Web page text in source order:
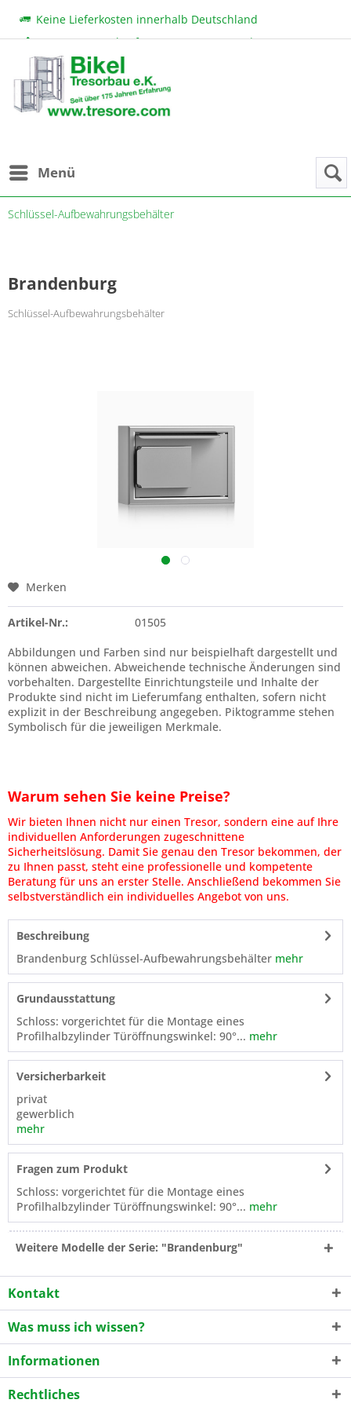
Keine Lieferkosten innerhalb Deutschland
Beratung & Verkauf:+49 (0) 7131 222 11|
bikel@tresore.com
Günstige Preise
Menü
Schlüssel-Aufbewahrungsbehälter
Brandenburg
Schlüssel-Aufbewahrungsbehälter
Merken
Artikel-Nr.:
01505
Abbildungen und Farben sind nur beispielhaft dargestellt und
können abweichen. Abweichende technische Änderungen sind
vorbehalten. Dargestellte Einrichtungsteile und Inhalte der
Produkte sind nicht im Lieferumfang enthalten, sofern nicht
explizit in der Beschreibung angegeben. Piktogramme stehen
Symbolisch für die jeweiligen Merkmale.
Warum sehen Sie keine Preise?
Wir bieten Ihnen nicht nur einen Tresor, sondern eine auf Ihre
individuellen Anforderungen zugeschnittene
Sicherheitslösung. Damit Sie genau den Tresor bekommen, der
zu Ihnen passt, steht eine professionelle und kompetente
Beratung für uns an erster Stelle. Anschließend bekommen Sie
selbstverständlich ein individuelles Angebot von uns.
Beschreibung
Brandenburg Schlüssel-Aufbewahrungsbehälter mehr
Grundausstattung
Schloss: vorgerichtet für die Montage eines
Profilhalbzylinder Türöffnungswinkel: 90°... mehr
Versicherbarkeit
privat
gewerblich
mehr
Fragen zum Produkt
Schloss: vorgerichtet für die Montage eines
Profilhalbzylinder Türöffnungswinkel: 90°... mehr
Weitere Modelle der Serie: "Brandenburg"
Kontakt
Was muss ich wissen?
Informationen
Rechtliches